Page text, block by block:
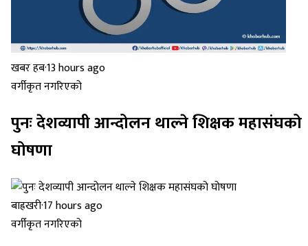
खबर हब·13 hours ago
वर्गीकृत नगरिएको
पुनः देशव्यापी आन्दोलन थाल्ने शिक्षक महासंघको
घोषणा
बाह्रखरी·17 hours ago
वर्गीकृत नगरिएको